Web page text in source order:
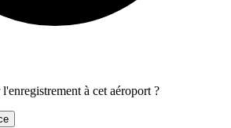
à cet aéroport ?